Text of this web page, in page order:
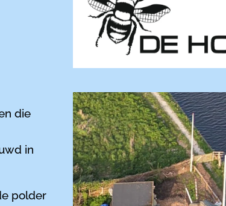
die
in
polder